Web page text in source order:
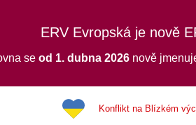
ERV Evropská je nově
se od 1. dubna 2026 nově
Konflikt na Blízkém